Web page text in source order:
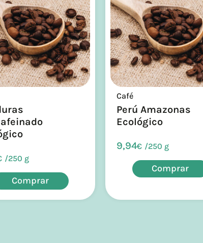
/250 g
Comprar
Café
Perú Amazonas
Ecológico
9,94€ /250 g
Comprar